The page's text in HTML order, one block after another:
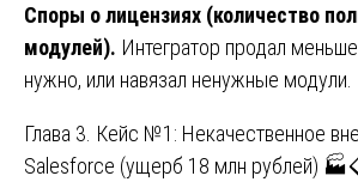
Споры о лицензиях (количество
модулей). Интегратор продал
нужно, или навязал ненужные модули.
Глава 3. Кейс №1: Некачественное
Salesforce (ущерб 18 млн рублей)